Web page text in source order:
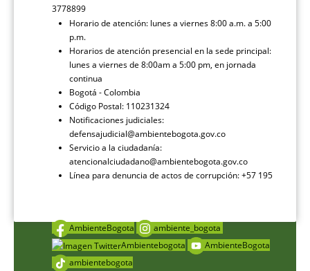
3778899
Horario de atención: lunes a viernes 8:00 a.m. a 5:00
p.m.
Horarios de atención presencial en la sede principal:
lunes a viernes de 8:00am a 5:00 pm, en jornada
continua
Bogotá - Colombia
Código Postal: 110231324
Notificaciones judiciales:
defensajudicial@ambientebogota.gov.co
Servicio a la ciudadanía:
atencionalciudadano@ambientebogota.gov.co
Línea para denuncia de actos de corrupción: +57 195
AmbienteBogota
ambiente_bogota
Ambientebogota
AmbienteBogota
ambientebogota